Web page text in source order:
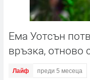
Ема Уотсън
връзка, отново
Лайф преди 5 месеца